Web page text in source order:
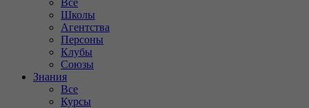
Все
Школы
Агентства
Персоны
Клубы
Союзы
Знания
Все
Курсы